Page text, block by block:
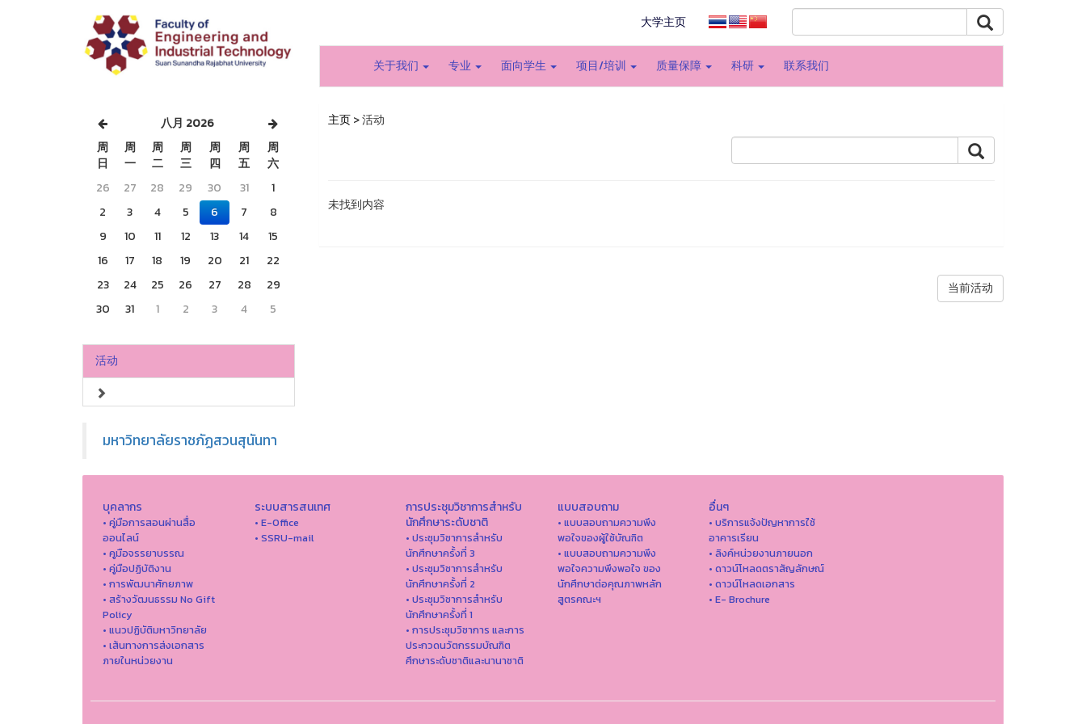
大学主页
关于我们 专业 面向学生 项目/培训 质量保障 科研 联系我们
八月 2026
周
日
周
一
周
二
周
三
周
四
周
五
周
六
26
27 28 29 30 31
1
2
3 4 5 6 7
8
9
10 11 12 13 14
15
16
17 18 19 20 21
22
23
24 25 26 27 28
29
30
31 1 2 3 4 5
活动
มหาวิทยาลัยราชภัฏสวนสุนันทา
主页> 活动
未找到内容
当前活动
บุคลากร
• คู่มือการสอนผ่านสื่อ
ออนไลน์
• คูมือจรรยาบรรณ
• คู่มือปฏิบัติงาน
• การพัฒนาศักยภาพ
• สร้างวัฒนธรรม No Gift
Policy
• แนวปฏิบัติมหาวิทยาลัย
• เส้นทางการส่งเอกสาร
ภายในหน่วยงาน
ระบบสารสนเทศ
• E-Office
• SSRU-mail
การประชุมวิชาการสำหรับ
นักศึกษาระดับชาติ
• ประชุมวิชาการสำหรับ
นักศึกษาครั้งที่ 3
• ประชุมวิชาการสำหรับ
นักศึกษาครั้งที่ 2
• ประชุมวิชาการสำหรับ
นักศึกษาครั้งที่ 1
• การประชุมวิชาการ และการ
ประกวดนวัตกรรมบัณฑิต
ศึกษาระดับชาติและนานาชาติ
แบบสอบถาม
• แบบสอบถามความพึง
พอใจของผู้ใช้บัณฑิต
• แบบสอบถามความพึง
พอใจความพึงพอใจ ของ
นักศึกษาต่อคุณภาพหลัก
สูตรคณะฯ
อื่นๆ
• บริการแจ้งปัญหาการใ่ช้
อาคารเรียน
• ลิงค์หน่วยงานภายนอก
• ดาวน์โหลดตราสัญลักษณ์
• ดาวน์โหลดเอกสาร
• E- Brochure